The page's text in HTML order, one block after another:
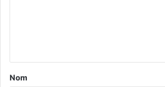
a
Nom